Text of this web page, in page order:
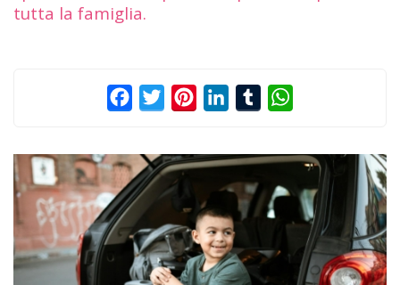
tutta la famiglia.
FacebookTwitterPinterestLinkedInTumblr